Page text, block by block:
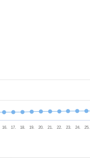
16. 17. 18. 19. 20. 21. 22. 23. 24. 25.